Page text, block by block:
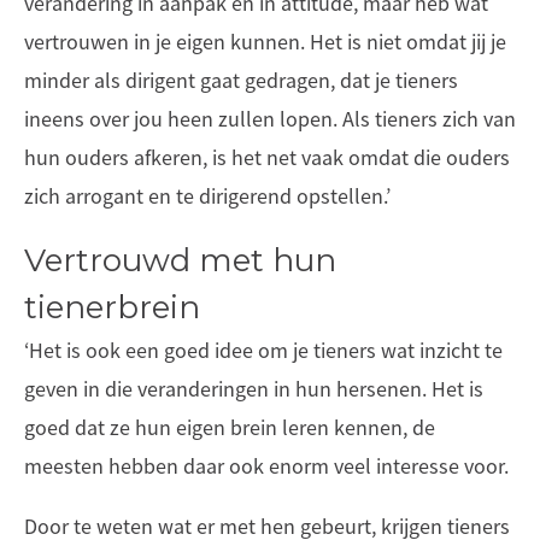
vertrouwen in je eigen kunnen. Het is niet omdat jij je
minder als dirigent gaat gedragen, dat je tieners
ineens over jou heen zullen lopen. Als tieners zich van
hun ouders afkeren, is het net vaak omdat die ouders
zich arrogant en te dirigerend opstellen.’
Vertrouwd met hun
tienerbrein
‘Het is ook een goed idee om je tieners wat inzicht te
geven in die veranderingen in hun hersenen. Het is
goed dat ze hun eigen brein leren kennen, de
meesten hebben daar ook enorm veel interesse voor.
Door te weten wat er met hen gebeurt, krijgen tieners